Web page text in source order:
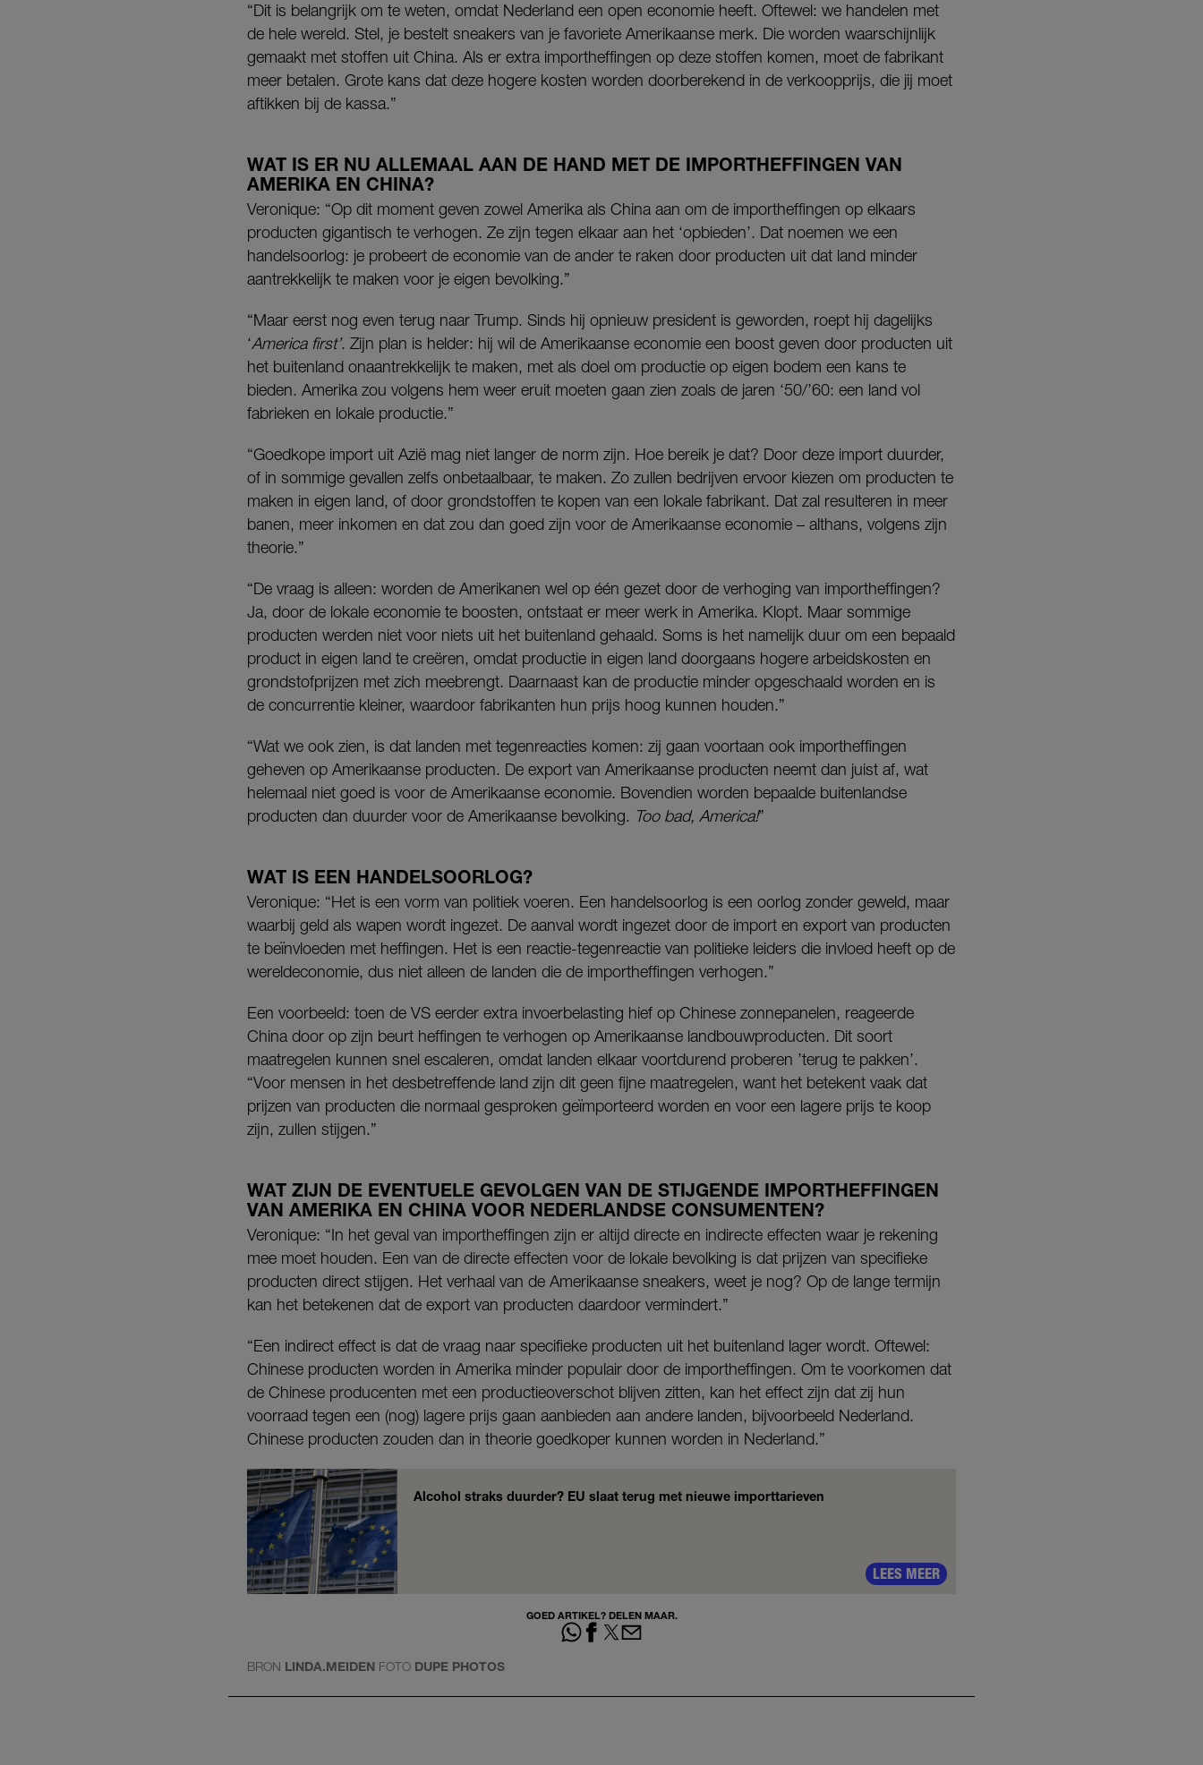
“Dit is belangrijk om te weten, omdat Nederland een open economie heeft. Oftewel: we handelen met
de hele wereld. Stel, je bestelt sneakers van je favoriete Amerikaanse merk. Die worden waarschijnlijk
gemaakt met stoffen uit China. Als er extra importheffingen op deze stoffen komen, moet de fabrikant
meer betalen. Grote kans dat deze hogere kosten worden doorberekend in de verkoopprijs, die jij moet
aftikken bij de kassa.”
WAT IS ER NU ALLEMAAL AAN DE HAND MET DE IMPORTHEFFINGEN VAN
AMERIKA EN CHINA?
Veronique: “Op dit moment geven zowel Amerika als China aan om de importheffingen op elkaars
producten gigantisch te verhogen. Ze zijn tegen elkaar aan het ‘opbieden’. Dat noemen we een
handelsoorlog: je probeert de economie van de ander te raken door producten uit dat land minder
aantrekkelijk te maken voor je eigen bevolking.”
“Maar eerst nog even terug naar Trump. Sinds hij opnieuw president is geworden, roept hij dagelijks
‘America first’. Zijn plan is helder: hij wil de Amerikaanse economie een boost geven door producten uit
het buitenland onaantrekkelijk te maken, met als doel om productie op eigen bodem een kans te
bieden. Amerika zou volgens hem weer eruit moeten gaan zien zoals de jaren ‘50/’60: een land vol
fabrieken en lokale productie.”
“Goedkope import uit Azië mag niet langer de norm zijn. Hoe bereik je dat? Door deze import duurder,
of in sommige gevallen zelfs onbetaalbaar, te maken. Zo zullen bedrijven ervoor kiezen om producten te
maken in eigen land, of door grondstoffen te kopen van een lokale fabrikant. Dat zal resulteren in meer
banen, meer inkomen en dat zou dan goed zijn voor de Amerikaanse economie – althans, volgens zijn
theorie.”
“De vraag is alleen: worden de Amerikanen wel op één gezet door de verhoging van importheffingen?
Ja, door de lokale economie te boosten, ontstaat er meer werk in Amerika. Klopt. Maar sommige
producten werden niet voor niets uit het buitenland gehaald. Soms is het namelijk duur om een bepaald
product in eigen land te creëren, omdat productie in eigen land doorgaans hogere arbeidskosten en
grondstofprijzen met zich meebrengt. Daarnaast kan de productie minder opgeschaald worden en is
de concurrentie kleiner, waardoor fabrikanten hun prijs hoog kunnen houden.”
“Wat we ook zien, is dat landen met tegenreacties komen: zij gaan voortaan ook importheffingen
geheven op Amerikaanse producten. De export van Amerikaanse producten neemt dan juist af, wat
helemaal niet goed is voor de Amerikaanse economie. Bovendien worden bepaalde buitenlandse
producten dan duurder voor de Amerikaanse bevolking. Too bad, America!”
WAT IS EEN HANDELSOORLOG?
Veronique: “Het is een vorm van politiek voeren. Een handelsoorlog is een oorlog zonder geweld, maar
waarbij geld als wapen wordt ingezet. De aanval wordt ingezet door de import en export van producten
te beïnvloeden met heffingen. Het is een reactie-tegenreactie van politieke leiders die invloed heeft op de
wereldeconomie, dus niet alleen de landen die de importheffingen verhogen.”
Een voorbeeld: toen de VS eerder extra invoerbelasting hief op Chinese zonnepanelen, reageerde
China door op zijn beurt heffingen te verhogen op Amerikaanse landbouwproducten. Dit soort
maatregelen kunnen snel escaleren, omdat landen elkaar voortdurend proberen ’terug te pakken’.
“Voor mensen in het desbetreffende land zijn dit geen fijne maatregelen, want het betekent vaak dat
prijzen van producten die normaal gesproken geïmporteerd worden en voor een lagere prijs te koop
zijn, zullen stijgen.”
WAT ZIJN DE EVENTUELE GEVOLGEN VAN DE STIJGENDE IMPORTHEFFINGEN
VAN AMERIKA EN CHINA VOOR NEDERLANDSE CONSUMENTEN?
Veronique: “In het geval van importheffingen zijn er altijd directe en indirecte effecten waar je rekening
mee moet houden. Een van de directe effecten voor de lokale bevolking is dat prijzen van specifieke
producten direct stijgen. Het verhaal van de Amerikaanse sneakers, weet je nog? Op de lange termijn
kan het betekenen dat de export van producten daardoor vermindert.”
“Een indirect effect is dat de vraag naar specifieke producten uit het buitenland lager wordt. Oftewel:
Chinese producten worden in Amerika minder populair door de importheffingen. Om te voorkomen dat
de Chinese producenten met een productieoverschot blijven zitten, kan het effect zijn dat zij hun
voorraad tegen een (nog) lagere prijs gaan aanbieden aan andere landen, bijvoorbeeld Nederland.
Chinese producten zouden dan in theorie goedkoper kunnen worden in Nederland.”
Alcohol straks duurder? EU slaat terug met nieuwe importtarieven
LEES MEER
GOED ARTIKEL? DELEN MAAR.
BRON LINDA.MEIDEN FOTO DUPE PHOTOS